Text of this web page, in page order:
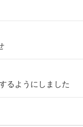
るようにしました